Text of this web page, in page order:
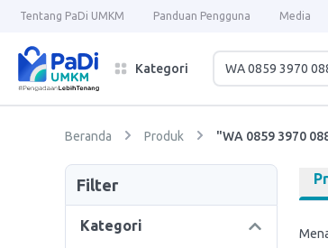
Tentang PaDi UMKM Panduan Pengguna Media
Kategori
Beranda Produk "WA 0859 3970
Filter
Kategori